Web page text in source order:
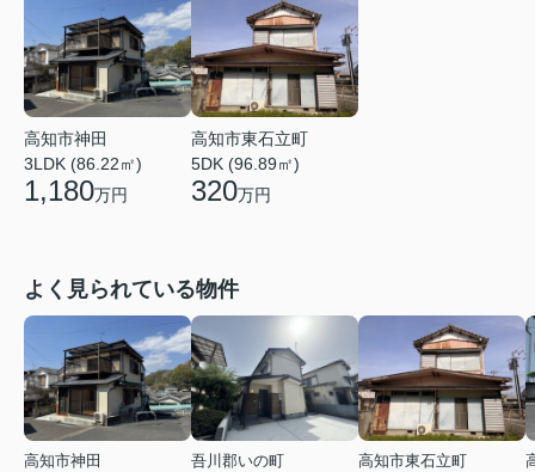
高知市神田
3LDK (86.22㎡)
1,180万円
高知市東石立町
5DK (96.89㎡)
320万円
よく見られている物件
高知市神田
吾川郡いの町
高知市東石立町